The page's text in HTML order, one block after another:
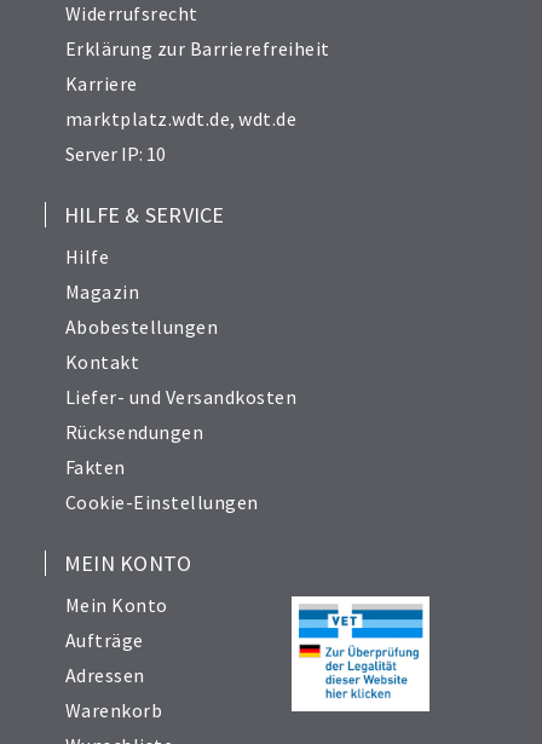
Widerrufsrecht
Erklärung zur Barrierefreiheit
Karriere
marktplatz.wdt.de,wdt.de
Server IP: 10
HILFE & SERVICE
Hilfe
Magazin
Abobestellungen
Kontakt
Liefer- und Versandkosten
Rücksendungen
Fakten
Cookie-Einstellungen
MEIN KONTO
Mein Konto
Aufträge
Adressen
Warenkorb